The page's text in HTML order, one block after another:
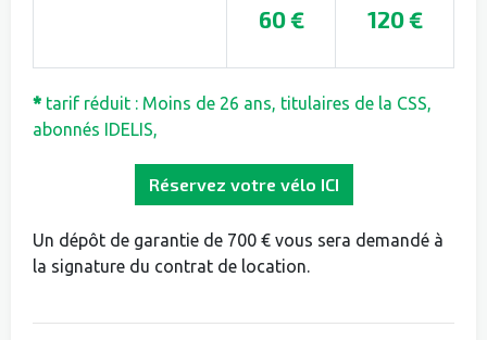
60 € 120 €
* tarif réduit : Moins de 26 ans, titulaires de la CSS,
abonnés IDELIS,
Réservez votre vélo ICI
Un dépôt de garantie de 700 € vous sera demandé à
la signature du contrat de location.